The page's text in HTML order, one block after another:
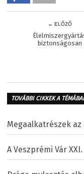
← ELŐZŐ
biztonságosan
TOVÁBBI CIKKEK A
Megaalkatrészek
A Veszprémi Vár